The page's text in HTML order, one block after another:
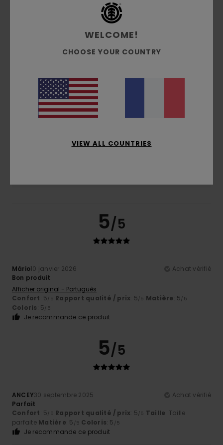
2 avis vérifiésdepuis septembre 2025
5.0
Taille
5/5
Mário10 janvier 2026
Achat vérifié
Bon produit
Afficher original - Português
Confort: 5/5 Rapport qualité / prix: 5/5 Matière: 5/5
Coloris: 5/5
Je recommande ce produit
5/5
ANCEY30 septembre 2025
Achat vérifié
Parfait
Confort: 5/5 Rapport qualité / prix: 5/5 Taille: Taille
parfaite Matière: 5 /5 Coloris: 5 /5
Je recommande ce produit
WELCOME!
CHOOSE YOUR COUNTRY
VIEW ALL COUNTRIES